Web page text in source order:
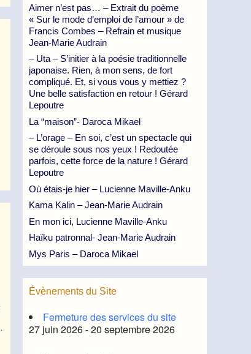
Aimer n’est pas… – Extrait du poème
« Sur le mode d’emploi de l’amour » de
Francis Combes – Refrain et musique
Jean-Marie Audrain
– Uta – S’initier à la poésie traditionnelle
japonaise. Rien, à mon sens, de fort
compliqué. Et, si vous vous y mettiez ?
Une belle satisfaction en retour ! Gérard
Lepoutre
La “maison”- Daroca Mikael
– L’orage – En soi, c’est un spectacle qui
se déroule sous nos yeux ! Redoutée
parfois, cette force de la nature ! Gérard
Lepoutre
Où étais-je hier – Lucienne Maville-Anku
Kama Kalin – Jean-Marie Audrain
En mon ici, Lucienne Maville-Anku
Haïku patronnal- Jean-Marie Audrain
Mys Paris – Daroca Mikael
Évènements du Site
Fermeture des services du site
27 juin 2026 - 20 septembre 2026